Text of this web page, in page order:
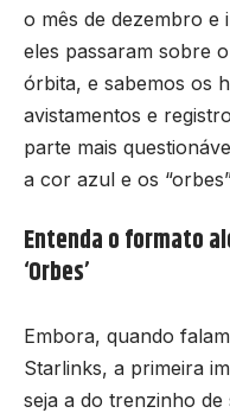
o mês de dezembro e
eles passaram sobre
órbita, e sabemos os
avistamentos e
parte mais
a cor azul e os
Entenda o formato
‘Orbes’
Embora, quando
Starlinks, a primeira
seja a do trenzinho